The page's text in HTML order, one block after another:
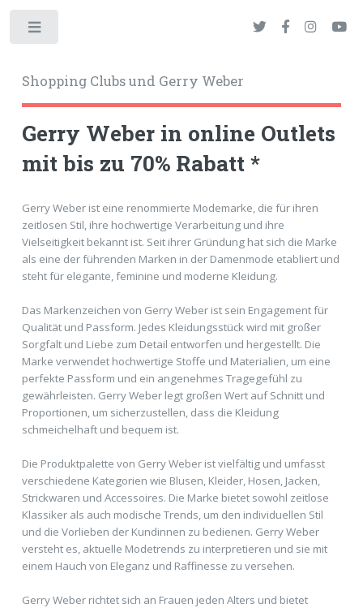
Shopping Clubs und Gerry Weber
Gerry Weber in online Outlets
mit bis zu 70% Rabatt *
Gerry Weber ist eine renommierte Modemarke, die für ihren
zeitlosen Stil, ihre hochwertige Verarbeitung und ihre
Vielseitigkeit bekannt ist. Seit ihrer Gründung hat sich die Marke
als eine der führenden Marken in der Damenmode etabliert und
steht für elegante, feminine und moderne Kleidung.
Das Markenzeichen von Gerry Weber ist sein Engagement für
Qualität und Passform. Jedes Kleidungsstück wird mit großer
Sorgfalt und Liebe zum Detail entworfen und hergestellt. Die
Marke verwendet hochwertige Stoffe und Materialien, um eine
perfekte Passform und ein angenehmes Tragegefühl zu
gewährleisten. Gerry Weber legt großen Wert auf Schnitt und
Proportionen, um sicherzustellen, dass die Kleidung
schmeichelhaft und bequem ist.
Die Produktpalette von Gerry Weber ist vielfältig und umfasst
verschiedene Kategorien wie Blusen, Kleider, Hosen, Jacken,
Strickwaren und Accessoires. Die Marke bietet sowohl zeitlose
Klassiker als auch modische Trends, um den individuellen Stil
und die Vorlieben der Kundinnen zu bedienen. Gerry Weber
versteht es, aktuelle Modetrends zu interpretieren und sie mit
einem Hauch von Eleganz und Raffinesse zu versehen.
Gerry Weber richtet sich an Frauen jeden Alters und bietet